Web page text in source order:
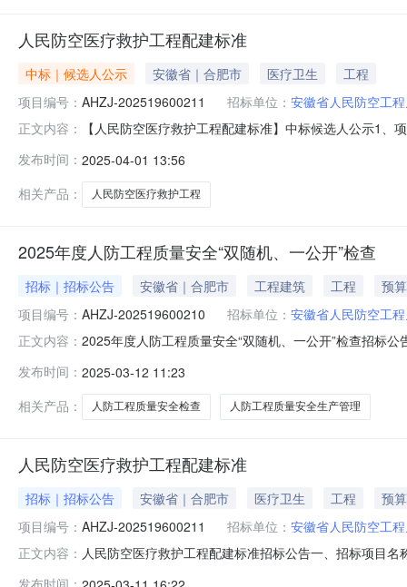
人民防空医疗救护工程配建标准
中标｜候选人公示 安徽省｜合肥市 医疗卫生
工程
项目编号： AHZJ-202519600211 招标单位： 安徽省人民防空工
正文内容：
【人民防空医疗救护工程配建标准】中标候选人公示1
评标委员会的评审结果公示如下：第一中标候选人：浙
公司公示
发布时间： 2025-04-01 13:56
相关产品：
人民防空医疗救护工程
2025年度人防工程质量安全“双随机、一公开”检查
招标｜招标公告 安徽省｜合肥市 工程建筑 工程
预
项目编号： AHZJ-202519600210 招标单位： 安徽省人民防空工
正文内容： 2025年度人防工程质量安全“双随机、一公开”检查招标
标公告一、项目基本情况1.项目编号：AHZJ-
发布时间： 2025-03-12 11:23
相关产品：
人防工程质量安全检查 人防工程质量安全生产管理
人民防空医疗救护工程配建标准
招标｜招标公告 安徽省｜合肥市 医疗卫生 工程
预
项目编号： AHZJ-202519600211 招标单位： 安徽省人民防空工
正文内容： 人民防空医疗救护工程配建标准招标公告一、招标项目